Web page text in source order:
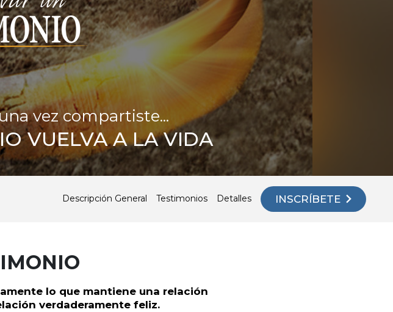
vez compartiste...
VUELVA A LA VIDA
Descripción General Testimonios Detalles INSCRÍBETE
lo que mantiene una relación
verdaderamente feliz.